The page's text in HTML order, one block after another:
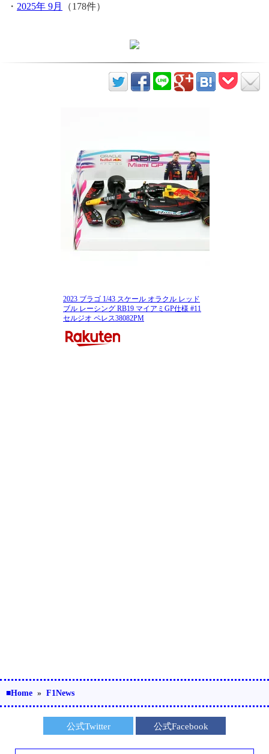
・ 2025年 9月 （178件）
2023 ブラゴ 1/43 スケール オラクル レッド
ブル レーシング RB19 マイアミGP仕様 #11
セルジオ ペレス38082PM
■Home » F1News
公式Twitter 公式Facebook